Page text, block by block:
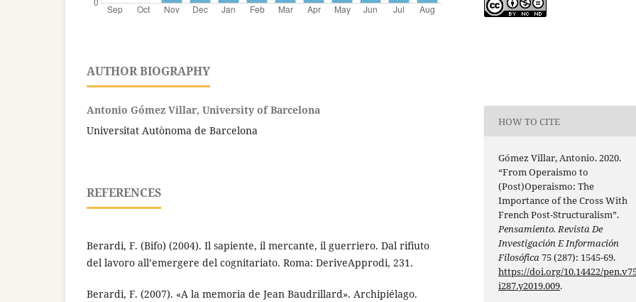
AUTHOR BIOGRAPHY
Antonio Gómez Villar, University of Barcelona
Universitat Autònoma de Barcelona
REFERENCES
Berardi, F. (Bifo) (2004). Il sapiente, il mercante, il guerriero. Dal rifiuto
del lavoro all’emergere del cognitariato. Roma: DeriveApprodi, 231.
Berardi, F. (2007). «A la memoria de Jean Baudrillard». Archipiélago.
HOW TO CITE
Gómez Villar, Antonio. 2020.
“From Operaismo to
(Post)Operaismo: The
Importance of the Cross With
French Post-Structuralism”.
Pensamiento. Revista De
Investigación E Información
Filosófica75 (287): 1545-69.
https://doi.org/10.14422/
i287.y2019.009.